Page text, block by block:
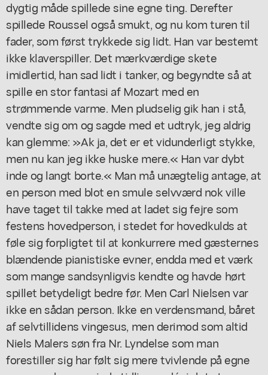
dygtig måde spillede sine egne ting. Derefter
spillede Roussel også smukt, og nu kom turen til
fader, som først trykkede sig lidt. Han var bestemt
ikke klaverspiller. Det mærkværdige skete
imidlertid, han sad lidt i tanker, og begyndte så at
spille en stor fantasi af Mozart med en
strømmende varme. Men pludselig gik han i stå,
vendte sig om og sagde med et udtryk, jeg aldrig
kan glemme: »Ak ja, det er et vidunderligt stykke,
men nu kan jeg ikke huske mere.« Han var dybt
inde og langt borte.« Man må unægtelig antage, at
en person med blot en smule selvværd nok ville
have taget til takke med at ladet sig fejre som
festens hovedperson, i stedet for hovedkulds at
føle sig forpligtet til at konkurrere med gæsternes
blændende pianistiske evner, endda med et værk
som mange sandsynligvis kendte og havde hørt
spillet betydeligt bedre før. Men Carl Nielsen var
ikke en sådan person. Ikke en verdensmand, båret
af selvtillidens vingesus, men derimod som altid
Niels Malers søn fra Nr. Lyndelse som man
forestiller sig har følt sig mere tvivlende på egne